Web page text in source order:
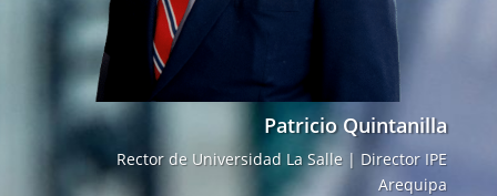
Patricio Quintanilla
Rector de Universidad La Salle | Director IPE
Arequipa